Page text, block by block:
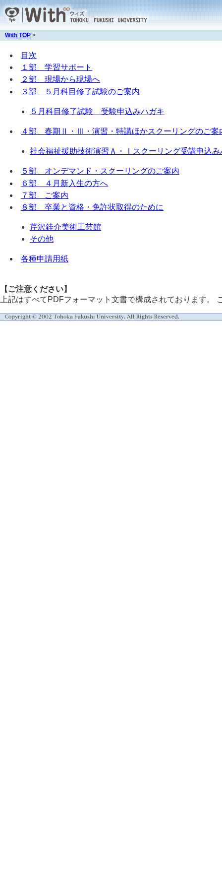
With TOP >
目次
１部 学習サポート
２部 現場から現場へ
３部 ５月科目修了試験のご案内
５月科目修了試験 受験申込みハガキ
４部 春期Ⅱ・Ⅲ・演習・特講ほかスクーリングのご案
社会福祉援助技術演習Ａ・Ⅰスクーリング受講申込み
５部 オンデマンド・スクーリングのご案内
６部 ４月新入生の方へ
７部 ご案内
８部 卒業と資格・免許状取得のために
芹沢銈介美術工芸館
その他
各種申請用紙
【ご注意ください】
上記はすべてPDFフォーマット文書で構成されております。